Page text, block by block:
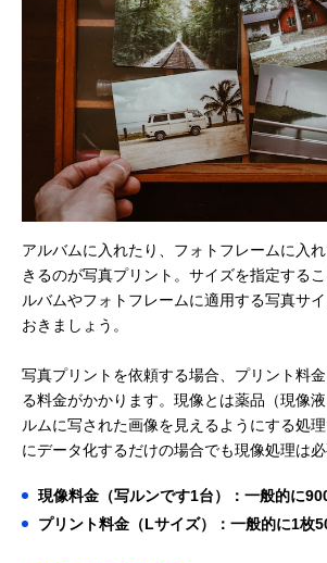
アルバムに入れたり、フォトフレームに入
きるのが写真プリント。サイズを指定する
ルバムやフォトフレームに適用する写真サ
おきましょう。
写真プリントを依頼する場合、プリント料
る料金がかかります。現像とは薬品（現像
ルムに写された画像を見えるようにする処
にデータ化するだけの場合でも現像処理は必
現像料金（写ルンです1台）：一般的に
プリント料金（Lサイズ）：一般的に1枚